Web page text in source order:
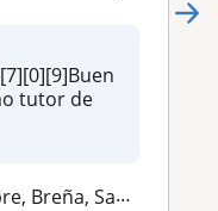
tutor de
Jesús Mar...